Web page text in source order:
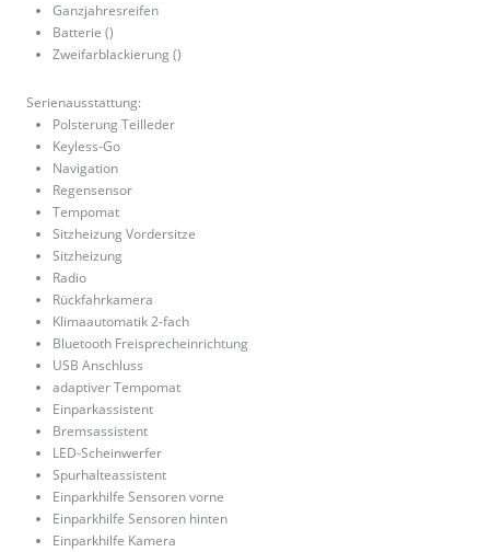
Ganzjahresreifen
Batterie ()
Zweifarblackierung ()
Serienausstattung:
Polsterung Teilleder
Keyless-Go
Navigation
Regensensor
Tempomat
Sitzheizung Vordersitze
Sitzheizung
Radio
Rückfahrkamera
Klimaautomatik 2-fach
Bluetooth Freisprecheinrichtung
USB Anschluss
adaptiver Tempomat
Einparkassistent
Bremsassistent
LED-Scheinwerfer
Spurhalteassistent
Einparkhilfe Sensoren vorne
Einparkhilfe Sensoren hinten
Einparkhilfe Kamera